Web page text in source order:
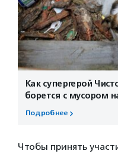
Как супергерой
борется с мусором
Подробнее
Чтобы принять